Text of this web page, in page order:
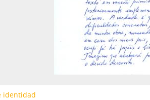
identidad